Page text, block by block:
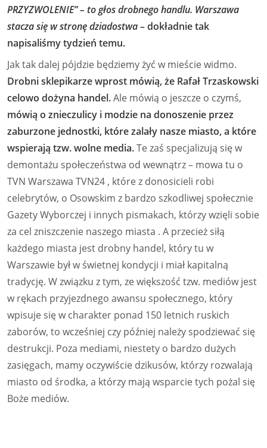
PRZYZWOLENIE” – to głos drobnego handlu. Warszawa
stacza się w stronę dziadostwa– dokładnie tak
napisaliśmy tydzień temu.
Jak tak dalej pójdzie będziemy żyć w mieście widmo.
Drobni sklepikarze wprost mówią, że Rafał Trzaskowski
celowo dożyna handel.Ale mówią o jeszcze o czymś,
mówią o znieczulicy i modzie na donoszenie przez
zaburzone jednostki, które zalały nasze miasto, a które
wspierają tzw. wolne media.Te zaś specjalizują się w
demontażu społeczeństwa od wewnątrz – mowa tu o
TVN Warszawa TVN24 , które z donosicieli robi
celebrytów, o Osowskim z bardzo szkodliwej społecznie
Gazety Wyborczej i innych pismakach, którzy wzięli sobie
za cel zniszczenie naszego miasta . A przecież siłą
każdego miasta jest drobny handel, który tu w
Warszawie był w świetnej kondycji i miał kapitalną
tradycję. W związku z tym, ze większość tzw. mediów jest
w rękach przyjezdnego awansu społecznego, który
wpisuje się w charakter ponad 150 letnich ruskich
zaborów, to wcześniej czy później należy spodziewać się
destrukcji. Poza mediami, niestety o bardzo dużych
zasięgach, mamy oczywiście dzikusów, którzy rozwalają
miasto od środka, a którzy mają wsparcie tych pożal się
Boże mediów.